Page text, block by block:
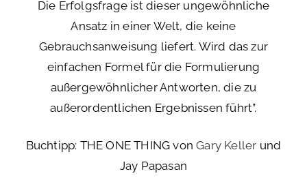
Die Erfolgsfrage ist dieser ungewöhnliche
Ansatz in einer Welt, die keine
Gebrauchsanweisung liefert. Wird das zur
einfachen Formel für die Formulierung
außergewöhnlicher Antworten, die zu
außerordentlichen Ergebnissen führt”.
Buchtipp: THE ONE THING vonGary Keller und
Jay Papasan